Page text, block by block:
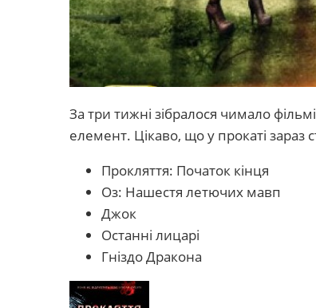
За три тижні зібралося чимало
елемент. Цікаво, що у прокаті зараз
Прокляття: Початок кінця
Оз: Нашестя летючих мавп
Джок
Останні лицарі
Гніздо Дракона